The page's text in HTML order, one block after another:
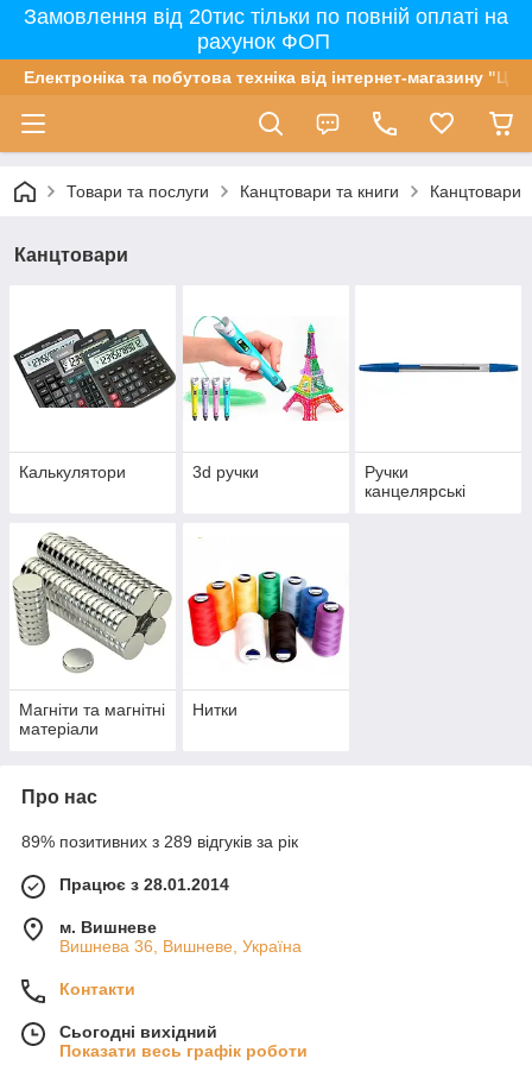
Замовлення від 20тис тільки по повній оплаті на
рахунок ФОП
Електроніка та побутова техніка від інтернет-магазину
Товари та послуги Канцтовари та книги Канцтовари
Канцтовари
Калькулятори 3d ручки
Ручки
канцелярські
Магніти та магнітні
матеріали
Нитки
Про нас
89% позитивних з 289 відгуків за рік
Працює з 28.01.2014
м. Вишневе
Вишнева 36, Вишневе, Україна
Контакти
Сьогодні вихідний
Показати весь графік роботи